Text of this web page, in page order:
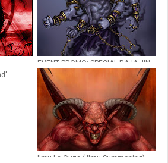
EVENT PROMO: SPECIAL RAJA JIN
HAL - KADESH
Ilmu La Quza ( Ilmu Summoning)